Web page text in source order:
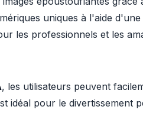
uniques à l'aide
les professionnels et les
, les utilisateurs peuvent
idéal pour le